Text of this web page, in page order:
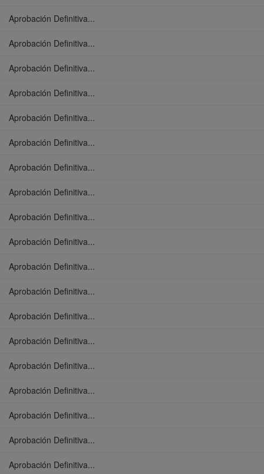
Aprobación Definitiva...
Aprobación Definitiva...
Aprobación Definitiva...
Aprobación Definitiva...
Aprobación Definitiva...
Aprobación Definitiva...
Aprobación Definitiva...
Aprobación Definitiva...
Aprobación Definitiva...
Aprobación Definitiva...
Aprobación Definitiva...
Aprobación Definitiva...
Aprobación Definitiva...
Aprobación Definitiva...
Aprobación Definitiva...
Aprobación Definitiva...
Aprobación Definitiva...
Aprobación Definitiva...
Aprobación Definitiva...